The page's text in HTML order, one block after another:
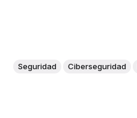
Seguridad Ciberseguridad